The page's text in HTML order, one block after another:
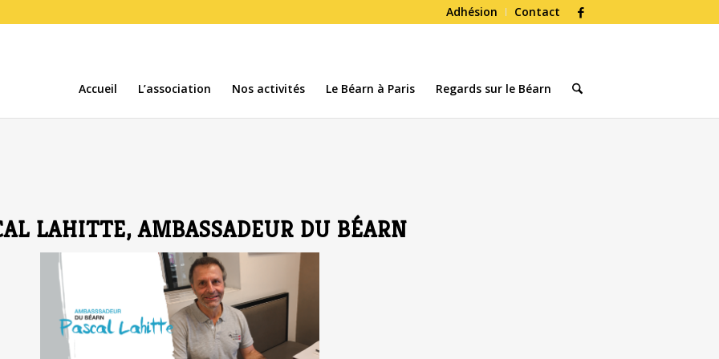
Adhésion Contact
Accueil L’association Nos activités Le Béarn à Paris Regards sur le Béarn
LAHITTE, AMBASSADEUR DU BÉARN